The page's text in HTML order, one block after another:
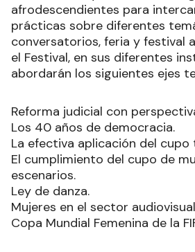
afrodescendientes para
prácticas sobre diferentes
conversatorios, feria y festival
el Festival, en sus diferentes
abordarán los siguientes ejes
Reforma judicial con
Los 40 años de democracia.
La efectiva aplicación del cupo
El cumplimiento del cupo de
escenarios.
Ley de danza.
Mujeres en el sector
Copa Mundial Femenina de la